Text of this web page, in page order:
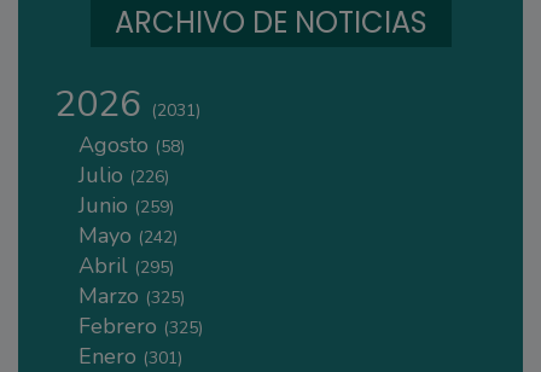
ARCHIVO DE NOTICIAS
2026 (2031)
Agosto (58)
Julio (226)
Junio (259)
Mayo (242)
Abril (295)
Marzo (325)
Febrero (325)
Enero (301)